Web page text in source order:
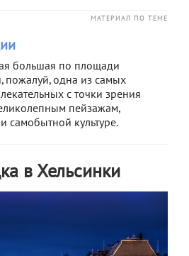
МАТЕРИАЛ ПО ТЕМЕ
большая по площади
пожалуй, одна из самых
с точки зрения
пейзажам,
самобытной культуре.
в Хельсинки